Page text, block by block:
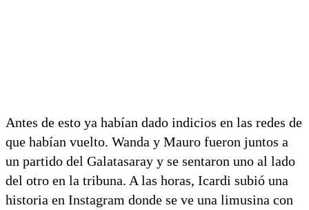
Antes de esto ya habían dado indicios en las redes de
que habían vuelto. Wanda y Mauro fueron juntos a
un partido del Galatasaray y se sentaron uno al lado
del otro en la tribuna. A las horas, Icardi subió una
historia en Instagram donde se ve una limusina con